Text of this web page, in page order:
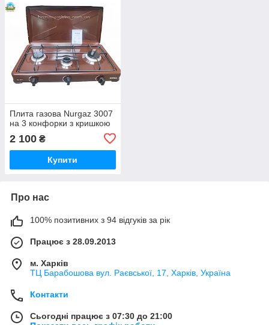
Плита газова Nurgaz 3007
на 3 конфорки з кришкою
2 100 ₴
Купити
Про нас
100% позитивних з 94 відгуків за рік
Працює з 28.09.2013
м. Харків
ТЦ Барабошова вул. Раєвської, 17, Харків, Україна
Контакти
Сьогодні працює з 07:30 до 21:00